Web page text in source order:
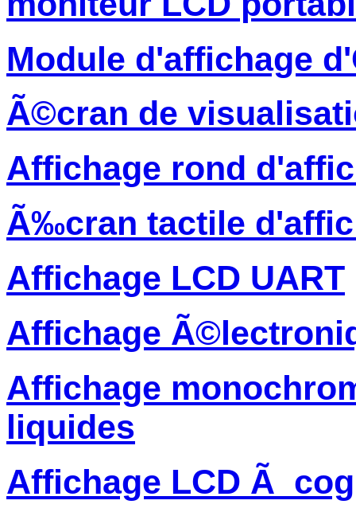
Module d'affichage
Ã©cran de
Affichage rond
Ã‰cran tactile
Affichage LCD UART
Affichage
Affichage
liquides
Affichage LCD Ã cog